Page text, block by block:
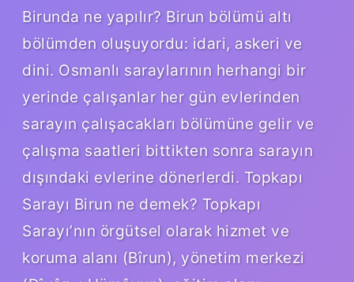
Birunda ne yapılır? Birun bölümü altı
bölümden oluşuyordu: idari, askeri ve
dini. Osmanlı saraylarının herhangi bir
yerinde çalışanlar her gün evlerinden
sarayın çalışacakları bölümüne gelir ve
çalışma saatleri bittikten sonra sarayın
dışındaki evlerine dönerlerdi. Topkapı
Sarayı Birun ne demek? Topkapı
Sarayı’nın örgütsel olarak hizmet ve
koruma alanı (Bîrun), yönetim merkezi